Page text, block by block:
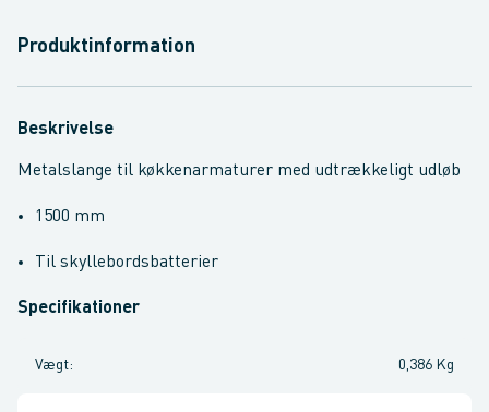
Produktinformation
Beskrivelse
Metalslange til køkkenarmaturer med udtrækkeligt udløb
1500 mm
Til skyllebordsbatterier
Specifikationer
Vægt: 0,386 Kg